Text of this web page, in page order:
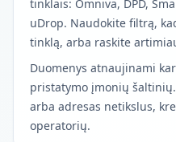
tinklais: Omniva, DPD,
uDrop. Naudokite filtrą,
tinklą, arba raskite
Duomenys atnaujinami
pristatymo įmonių
arba adresas netikslus,
operatorių.